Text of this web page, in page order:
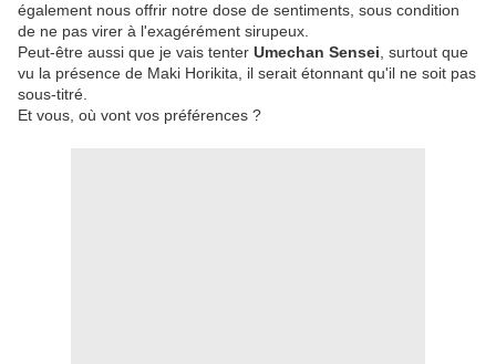
également nous offrir notre dose de sentiments, sous condition
de ne pas virer à l'exagérément sirupeux.
Peut-être aussi que je vais tenter Umechan Sensei , surtout que
vu la présence de Maki Horikita, il serait étonnant qu'il ne soit pas
sous-titré.
Et vous, où vont vos préférences ?